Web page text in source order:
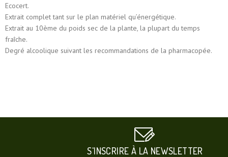
Ecocert.
Extrait complet tant sur le plan matériel qu’énergétique.
Extrait au 10ème du poids sec de la plante, la plupart du temps
fraîche.
Degré alcoolique suivant les recommandations de la pharmacopée.
S'INSCRIRE À LA NEWSLETTER